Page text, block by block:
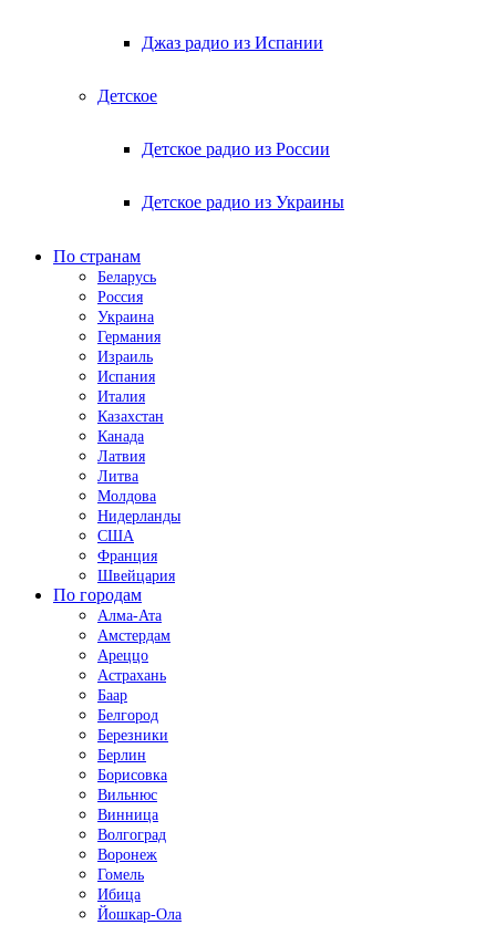
Джаз радио из Испании
Детское
Детское радио из России
Детское радио из Украины
По странам
Беларусь
Россия
Украина
Германия
Израиль
Испания
Италия
Казахстан
Канада
Латвия
Литва
Молдова
Нидерланды
США
Франция
Швейцария
По городам
Алма-Ата
Амстердам
Ареццо
Астрахань
Баар
Белгород
Березники
Берлин
Борисовка
Вильнюс
Винница
Волгоград
Воронеж
Гомель
Ибица
Йошкар-Ола